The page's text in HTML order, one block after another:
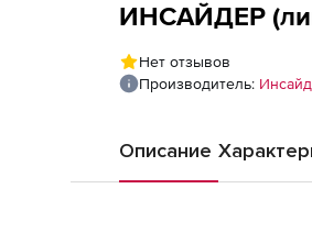
ИНСАЙДЕР
Нет отзывов
Производитель:
Описание